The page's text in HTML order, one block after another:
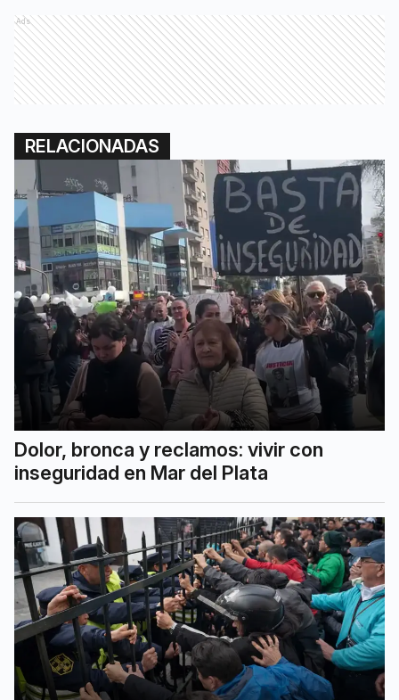
Ads
RELACIONADAS
Dolor, bronca y reclamos: vivir con
inseguridad en Mar del Plata